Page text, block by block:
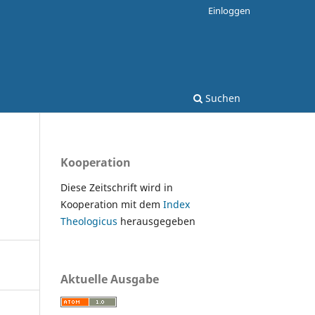
Suchen
Einloggen
Kooperation
Diese Zeitschrift wird in
Kooperation mit dem Index
Theologicus herausgegeben
Aktuelle Ausgabe